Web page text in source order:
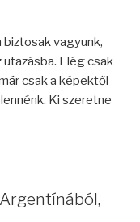
biztosak vagyunk,
Elég csak
csak a képektől
Ki szeretne